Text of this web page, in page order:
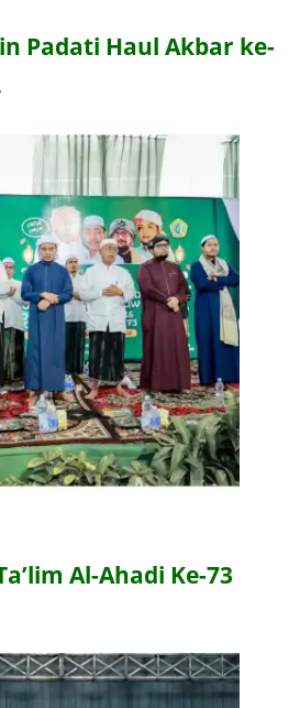
Padati Haul Akbar ke-
Al-Ahadi Ke-73